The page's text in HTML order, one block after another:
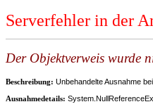
Serverfehler in der
Der Objektverweis wurde
Beschreibung: Unbehandelte Ausnahme
Ausnahmedetails: